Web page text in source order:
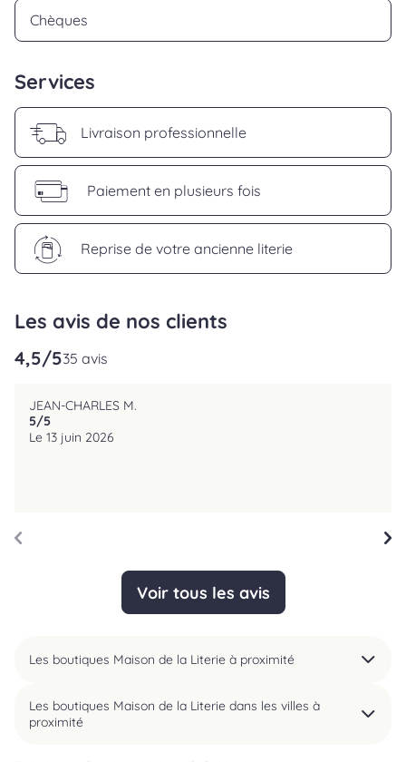
Chèques
Services
Livraison professionnelle
Paiement en plusieurs fois
Reprise de votre ancienne literie
Les avis de nos clients
4,5/5reviews.srOnlyLabel
35 avis
5/5
Le 13 juin 2026
JEAN-CHARLES M.
Voir tous les avis
Les boutiques Maison de la Literie à proximité
Les boutiques Maison de la Literie dans les villes à
proximité